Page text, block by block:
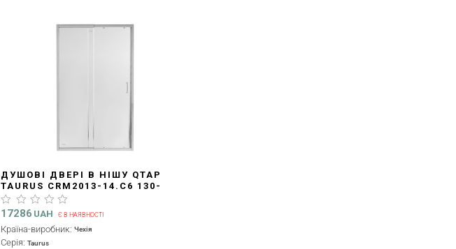
ДУШОВІ ДВЕРІ В НІШУ QTAP
TAURUS CRM2013-14.C6 130-
140X200 СМ, СКЛО CLEAR 6 ММ,
ПОКРИТТЯ CALCLESS
17286 UAH Є В НАЯВНОСТІ
Країна-виробник: Чехія
Серія: Taurus